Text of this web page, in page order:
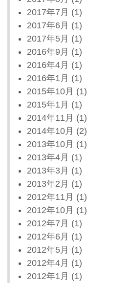
2017年7月 (1)
2017年6月 (1)
2017年5月 (1)
2016年9月 (1)
2016年4月 (1)
2016年1月 (1)
2015年10月 (1)
2015年1月 (1)
2014年11月 (1)
2014年10月 (2)
2013年10月 (1)
2013年4月 (1)
2013年3月 (1)
2013年2月 (1)
2012年11月 (1)
2012年10月 (1)
2012年7月 (1)
2012年6月 (1)
2012年5月 (1)
2012年4月 (1)
2012年1月 (1)